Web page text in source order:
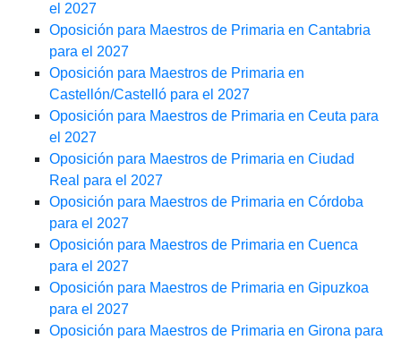
el 2027
Oposición para Maestros de Primaria en Cantabria
para el 2027
Oposición para Maestros de Primaria en
Castellón/Castelló para el 2027
Oposición para Maestros de Primaria en Ceuta para
el 2027
Oposición para Maestros de Primaria en Ciudad
Real para el 2027
Oposición para Maestros de Primaria en Córdoba
para el 2027
Oposición para Maestros de Primaria en Cuenca
para el 2027
Oposición para Maestros de Primaria en Gipuzkoa
para el 2027
Oposición para Maestros de Primaria en Girona para